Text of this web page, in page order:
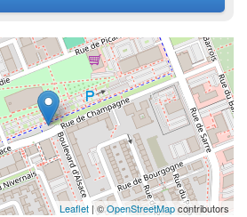
Leaflet | ©OpenStreetMapcontributors